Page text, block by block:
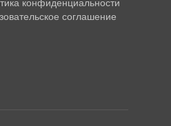
конфиденциальности
соглашение